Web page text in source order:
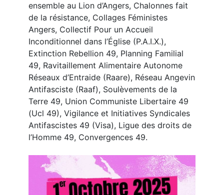
ensemble au Lion d’Angers, Chalonnes fait
de la résistance, Collages Féministes
Angers, Collectif Pour un Accueil
Inconditionnel dans l’Église (P.A.I.X.),
Extinction Rebellion 49, Planning Familial
49, Ravitaillement Alimentaire Autonome
Réseaux d’Entraide (Raare), Réseau Angevin
Antifasciste (Raaf), Soulèvements de la
Terre 49, Union Communiste Libertaire 49
(Ucl 49), Vigilance et Initiatives Syndicales
Antifascistes 49 (Visa), Ligue des droits de
l’Homme 49, Convergences 49.